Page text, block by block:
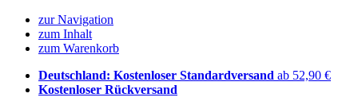
zur Navigation
zum Inhalt
zum Warenkorb
Deutschland: Kostenloser Standardversand ab 52,90 €
Kostenloser Rückversand